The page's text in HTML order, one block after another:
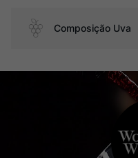
Composição Uva